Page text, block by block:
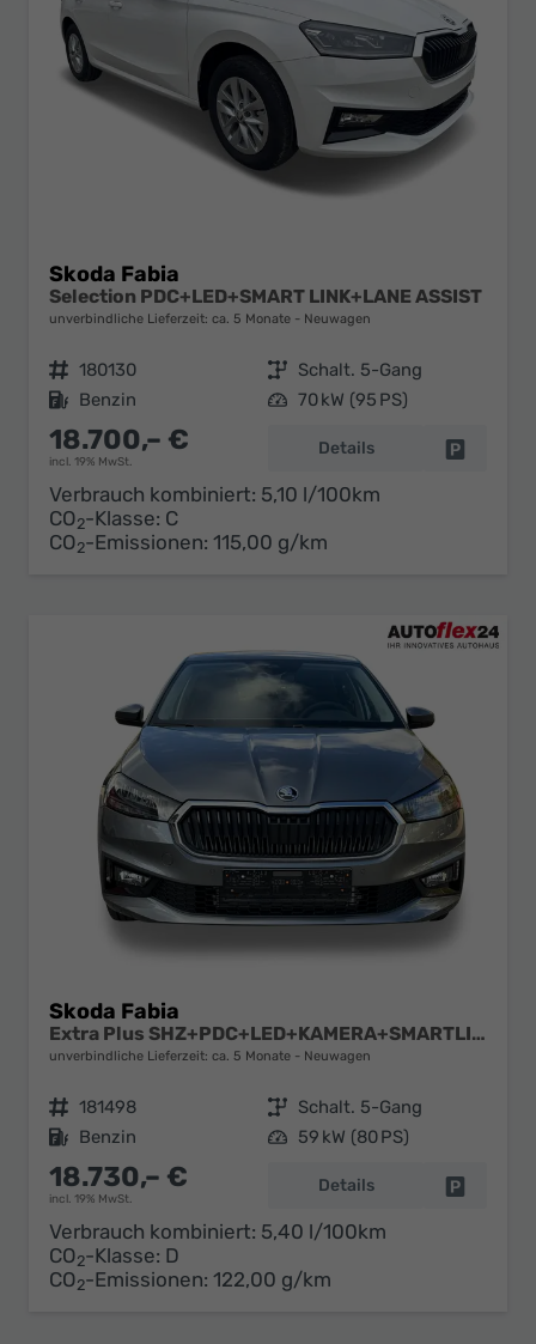
Skoda Fabia
Selection PDC+LED+SMART LINK+LANE ASSIST
unverbindliche Lieferzeit: ca. 5 Monate Neuwagen
Fahrzeugnr. 180130 Getriebe Schalt. 5-Gang
Kraftstoff Benzin Leistung 70 kW (95 PS)
18.700,– €
incl. 19% MwSt.
Details
Verbrauch kombiniert: 5,10 l/100km
CO2-Klasse: C
CO2-Emissionen: 115,00 g/km
Skoda Fabia
Extra Plus SHZ+PDC+LED+KAMERA+SMARTLINK+LM
unverbindliche Lieferzeit: ca. 5 Monate Neuwagen
Fahrzeugnr. 181498 Getriebe Schalt. 5-Gang
Kraftstoff Benzin Leistung 59 kW (80 PS)
18.730,– €
incl. 19% MwSt.
Details
Verbrauch kombiniert: 5,40 l/100km
CO2-Klasse: D
CO2-Emissionen: 122,00 g/km